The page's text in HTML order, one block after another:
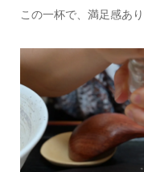
この一杯で、満足感あり